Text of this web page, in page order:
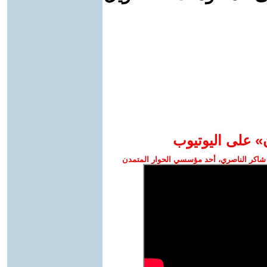
على اليوتيوب
الناصري، أحد مؤسسي الحوار المتمدن